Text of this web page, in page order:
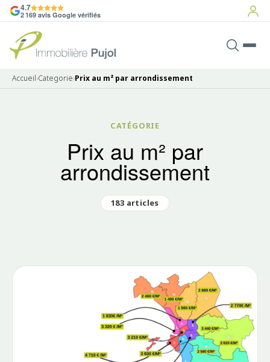
4.7
2 169 avis Google vérifiés
Accueil›Categorie›Prix au m² par arrondissement
CATÉGORIE
Prix au m² par
arrondissement
183 articles